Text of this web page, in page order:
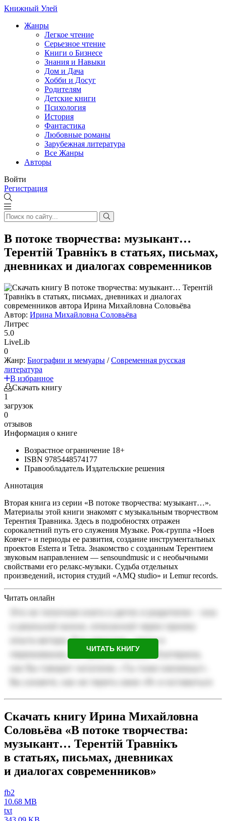
Книжный Улей
Жанры
Легкое чтение
Серьезное чтение
Книги о Бизнесе
Знания и Навыки
Дом и Дача
Хобби и Досуг
Родителям
Детские книги
Психология
История
Фантастика
Любовные романы
Зарубежная литература
Все Жанры
Авторы
Войти
Регистрация
В потоке творчества: музыкант…
Терентiй Травнiкъ в статьях, письмах,
дневниках и диалогах современников
Автор: Ирина Михайловна Соловьёва
Литрес
5.0
LiveLib
0
Жанр: Биографии и мемуары /Современная русская
литература
В избранное
Скачать книгу
1
загрузок
0
отзывов
Информация о книге
Возрастное ограничение 18+
ISBN 9785448574177
Правообладатель Издательские решения
Аннотация
Вторая книга из серии «В потоке творчества: музыкант…».
Материалы этой книги знакомят с музыкальным творчеством
Терентия Травника. Здесь в подробностях отражен
сорокалетний путь его служения Музыке. Рок-группа «Ноев
Ковчег» и периоды ее развития, создание инструментальных
проектов Esterra и Tetra. Знакомство с созданным Терентием
звуковым направлением — sensoundmusic и с необычными
свойствами его релакс-музыки. Судьба отдельных
произведений, история студий «AMQ studio» и Lemur records.
Читать онлайн
ЧИТАТЬ КНИГУ
Скачать книгу Ирина Михайловна
Соловьёва «В потоке творчества:
музыкант… Терентiй Травнiкъ
в статьях, письмах, дневниках
и диалогах современников»
fb2
10.68 MB
txt